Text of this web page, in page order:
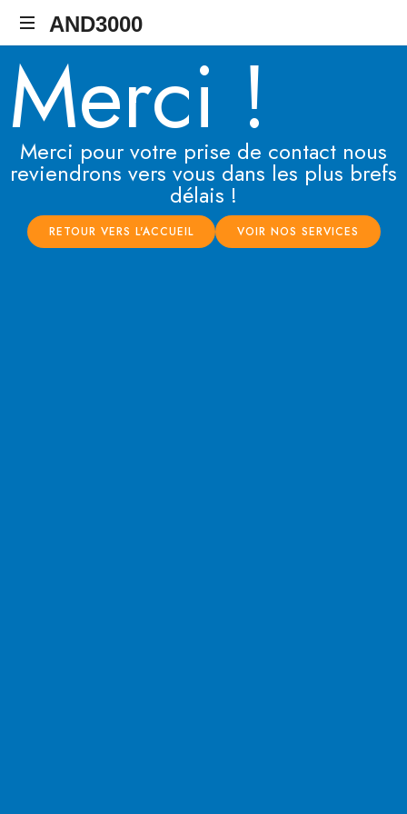
AND3000
Auvergne
Numérique
Distribution
Merci !
Merci pour votre prise de contact nous
reviendrons vers vous dans les plus brefs
délais !
RETOUR VERS L'ACCUEIL VOIR NOS SERVICES